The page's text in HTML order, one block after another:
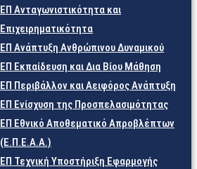
ΕΠ Ανταγωνιστικότητα και
Επιχειρηματικότητα
ΕΠ Ανάπτυξη Ανθρώπινου Δυναμικού
ΕΠ Εκπαίδευση και Δια Βίου Μάθηση
ΕΠ Περιβάλλον και Αειφόρος Ανάπτυξη
ΕΠ Ενίσχυση της Προσπελασιμότητας
ΕΠ Εθνικό Αποθεματικό Απροβλέπτων
(Ε.Π.Ε.Α.Α.)
ΕΠ Τεχνική Υποστήριξη Εφαρμογής